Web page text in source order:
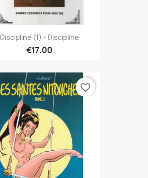
Discipline (1) - Discipline
€17.00
favorite_border